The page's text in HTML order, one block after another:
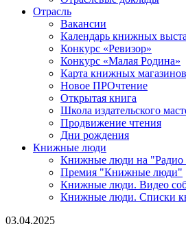
Отрасль
Вакансии
Календарь книжных
Конкурс «Ревизор»
Конкурс «Малая Родина»
Карта книжных магазинов
Новое ПРОчтение
Открытая книга
Школа издательского
Продвижение чтения
Дни рождения
Книжные люди
Книжные люди на
Премия "Книжные люди"
Книжные люди. Видео
Книжные люди. Списки
03.04.2025